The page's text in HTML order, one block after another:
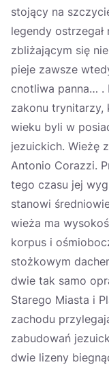
stojący na
legendy
zbliżającym się
pieje zawsze
cnotliwa panna… .
zakonu trynitarzy,
wieku byli w
jezuickich. Wieżę
Antonio Corazzi.
tego czasu jej
stanowi
wieża ma
korpus i
stożkowym
dwie tak samo
Starego Miasta i
zachodu
zabudowań
dwie lizeny